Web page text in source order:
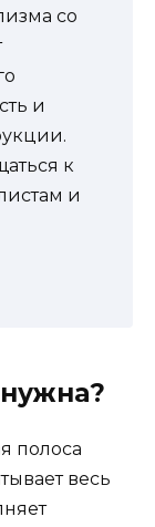
со
и
к
и
полоса
весь